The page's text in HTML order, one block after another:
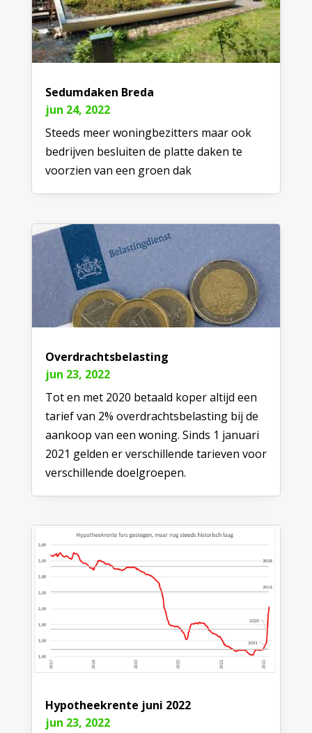
Sedumdaken Breda
jun 24, 2022
Steeds meer woningbezitters maar ook
bedrijven besluiten de platte daken te
voorzien van een groen dak
Overdrachtsbelasting
jun 23, 2022
Tot en met 2020 betaald koper altijd een
tarief van 2% overdrachtsbelasting bij de
aankoop van een woning. Sinds 1 januari
2021 gelden er verschillende tarieven voor
verschillende doelgroepen.
Hypotheekrente juni 2022
jun 23, 2022